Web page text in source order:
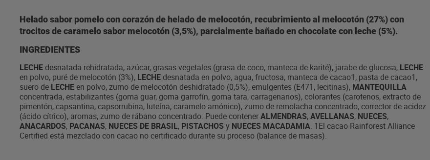
Helado sabor pomelo con corazón de helado de melocotón, recubrimiento al melocotón (27%) con
trocitos de caramelo sabor melocotón (3,5%), parcialmente bañado en chocolate con leche (5%).
INGREDIENTES
LECHE desnatada rehidratada, azúcar, grasas vegetales (grasa de coco, manteca de karité), jarabe de glucosa, LECHE
en polvo, puré de melocotón (3%), LECHE desnatada en polvo, agua, fructosa, manteca de cacao1, pasta de cacao1,
suero de LECHE en polvo, zumo de melocotón deshidratado (0,5%), emulgentes (E471, lecitinas), MANTEQUILLA
concentrada, estabilizantes (goma guar, goma garrofín, goma tara, carragenanos), colorantes (carotenos, extracto de
pimentón, capsantina, capsorrubina, luteína, caramelo amónico), zumo de remolacha concentrado, corrector de acidez
(ácido cítrico), aromas, zumo de rábano concentrado. Puede contenerALMENDRAS,AVELLANAS, NUECES,
ANACARDOS, PACANAS, NUECES DE BRASIL, PISTACHOS y NUECES MACADAMIA. 1El cacao Rainforest Alliance
Certified está mezclado con cacao no certificado durante su proceso (balance de masas).